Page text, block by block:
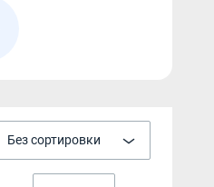
Без сортировки